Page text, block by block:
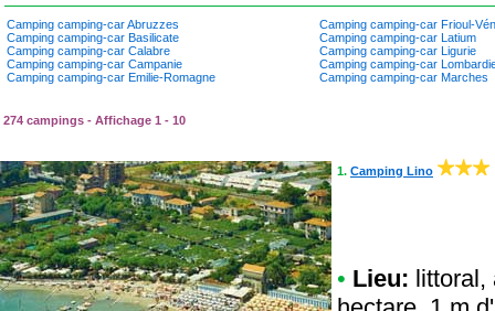
Camping camping-car Abruzzes
Camping camping-car Basilicate
Camping camping-car Calabre
Camping camping-car Campanie
Camping camping-car Emilie-Romagne
Camping camping-car Frioul-
Camping camping-car Latium
Camping camping-car Ligurie
Camping camping-car
Camping camping-car Marches
274 campings - Affichage 1 - 10
1. Camping Lino
• Lieu: littoral,